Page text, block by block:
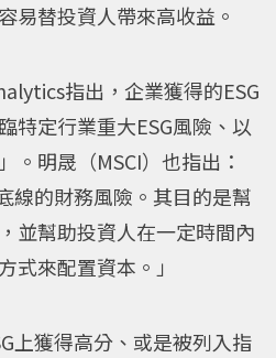
易替投資人帶來高收益。
指出，企業獲得的ESG
特定行業重大ESG風險、以
。明晟（MSCI）也指出：
線的財務風險。其目的是幫
並幫助投資人在一定時間內
式來配置資本。」
上獲得高分、或是被列入指